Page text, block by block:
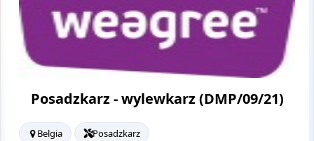
Posadzkarz - wylewkarz (DMP/09/21)
Belgia Posadzkarz